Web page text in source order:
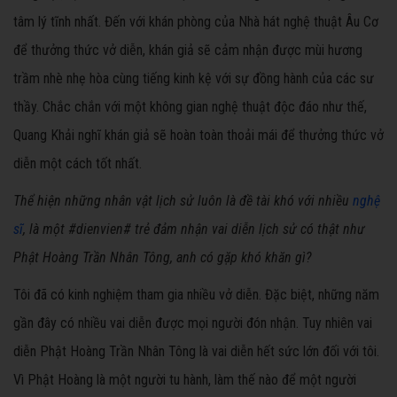
tâm lý tĩnh nhất. Đến với khán phòng của Nhà hát nghệ thuật Âu Cơ
để thưởng thức vở diễn, khán giả sẽ cảm nhận được mùi hương
trầm nhè nhẹ hòa cùng tiếng kinh kệ với sự đồng hành của các sư
thầy. Chắc chắn với một không gian nghệ thuật độc đáo như thế,
Quang Khải nghĩ khán giả sẽ hoàn toàn thoải mái để thưởng thức vở
diễn một cách tốt nhất.
Thể hiện những nhân vật lịch sử luôn là đề tài khó với nhiều nghệ
sĩ, là một #dienvien# trẻ đảm nhận vai diễn lịch sử có thật như
Phật Hoàng Trần Nhân Tông, anh có gặp khó khăn gì?
Tôi đã có kinh nghiệm tham gia nhiều vở diễn. Đặc biệt, những năm
gần đây có nhiều vai diễn được mọi người đón nhận. Tuy nhiên vai
diễn Phật Hoàng Trần Nhân Tông là vai diễn hết sức lớn đối với tôi.
Vì Phật Hoàng là một người tu hành, làm thế nào để một người